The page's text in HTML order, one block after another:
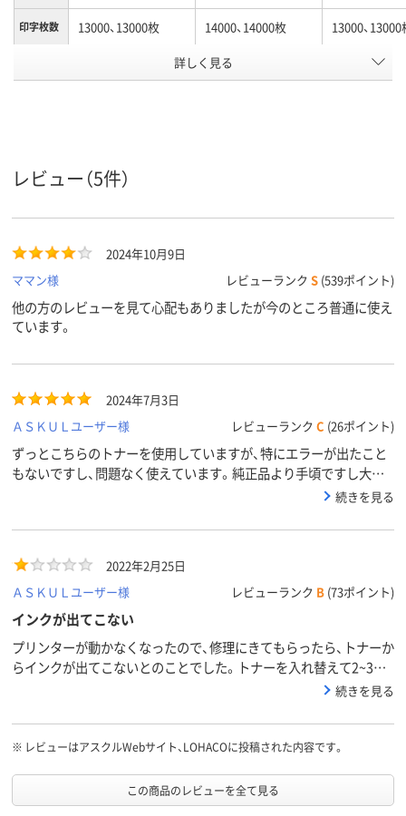
印字枚数 13000、13000枚 14000、14000枚 13000、13000
ブラック系 ブラック系
スコア
詳しく見る
レビュー（5件）
2024年10月9日
ママン様
レビューランク S (539ポイント)
他の方のレビューを見て心配もありましたが今のところ普通に使え
ています。
2024年7月3日
ＡＳＫＵＬユーザー様
レビューランク C (26ポイント)
ずっとこちらのトナーを使用していますが、特にエラーが出たこと
もないですし、問題なく使えています。純正品より手頃ですし大容
続きを見る
2022年2月25日
ＡＳＫＵＬユーザー様
レビューランク B (73ポイント)
インクが出てこない
プリンターが動かなくなったので、修理にきてもらったら、トナーか
らインクが出てこないとのことでした。トナーを入れ替えて2~3週
間は印刷できたので、まさかトナーのせいだと思っていなかったの
ました。もうこちらからは購入しません。
続きを見る
※ レビューはアスクルWebサイト、LOHACOに投稿された内容です。
この商品のレビューを全て見る